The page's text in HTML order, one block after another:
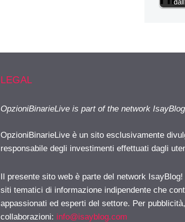
LEGAL
OpzioniBinarieLive is part of the network
OpzioniBinarieLive è un sito esclusivamente
responsabile degli investimenti effettuati dagli
Il presente sito web è parte del network
siti tematici di informazione indipendente che
appassionati ed esperti del settore. Per
collaborazioni: info@isayblog.com